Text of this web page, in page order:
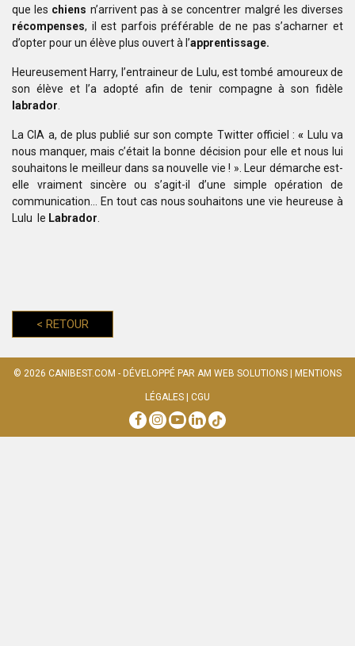
que les chiens n’arrivent pas à se concentrer malgré les diverses
récompenses, il est parfois préférable de ne pas s’acharner et
d’opterpour un élève plus ouvert à l’apprentissage.
Heureusement Harry, l’entraineur de Lulu, est tombé amoureuxde
son élève et l’a adopté afin de tenir compagne à son fidèle
labrador
La CIA a, de plus publié sur son compte Twitterofficiel : « Lulu va
nous manquer, mais c’était la bonne décision pour elle etnous lui
souhaitons le meilleur dans sa nouvelle vie ! ». Leur démarche est-
elle vraiment sincère ou s’agit-il d’une simple opération de
communication…
En tout cas nous souhaitons une vie heureuse à
Lulu le Labrador
< RETOUR
© 2026 CANIBEST.COM - DÉVELOPPÉ PAR AM WEB SOLUTIONS MENTIONS
LÉGALES CGU